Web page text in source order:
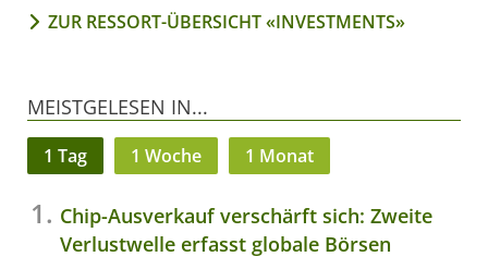
ZUR RESSORT-ÜBERSICHT «INVESTMENTS»
MEISTGELESEN IN...
1 Tag 1 Woche 1 Monat
Chip-Ausverkauf verschärft sich: Zweite
Verlustwelle erfasst globale Börsen